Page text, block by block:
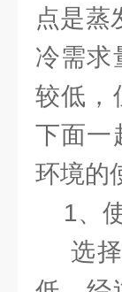
点是蒸
冷需求
较低，
下面一
环境的
1、
选择